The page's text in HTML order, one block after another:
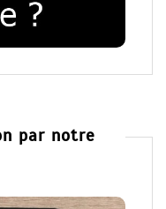
par notre